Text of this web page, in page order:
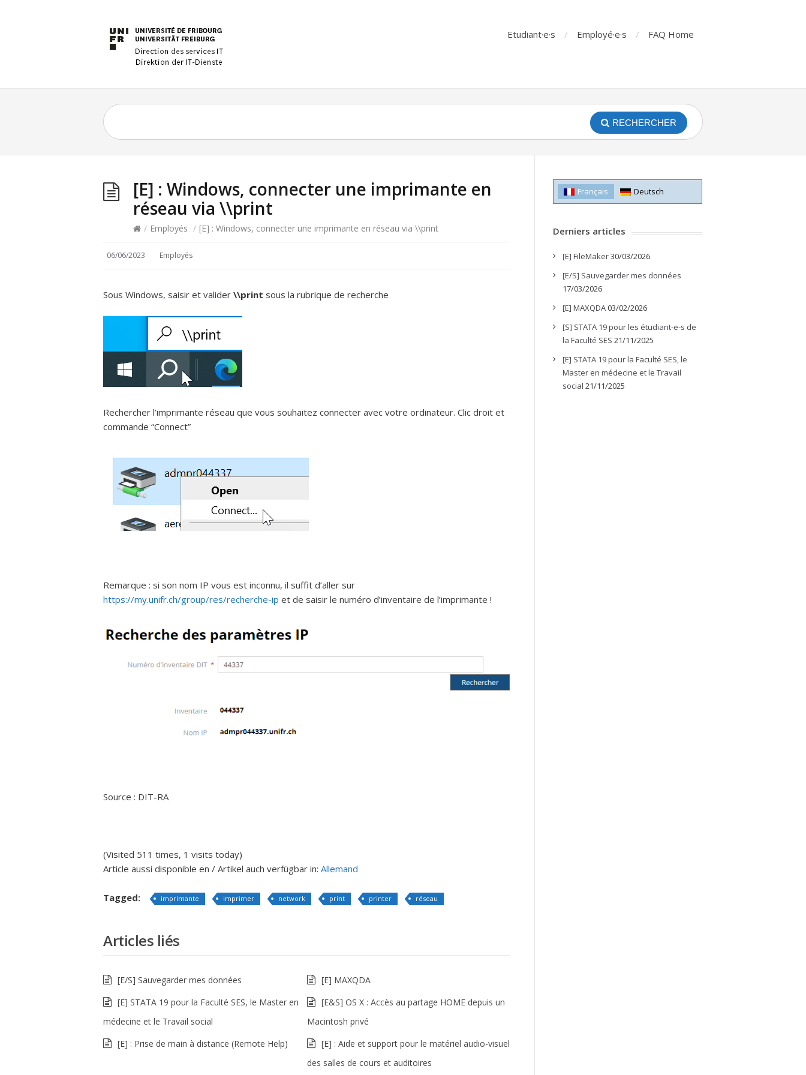
Etudiant·e·s Employé·e·s FAQ Home
RECHERCHER
[E] : Windows, connecter une imprimante en
réseau via \\print
/ Employés / [E] : Windows, connecter une imprimante en réseau via \\print
06/06/2023 Employés
Sous Windows, saisir et valider \\print sous la rubrique de recherche
Rechercher l’imprimante réseau que vous souhaitez connecter avec votre ordinateur. Clic droit et
commande “Connect”
Remarque : si son nom IP vous est inconnu, il suffit d’aller sur
https://my.unifr.ch/group/res/recherche-ip et de saisir le numéro d’inventaire de l’imprimante !
Source : DIT-RA
(Visited 511 times, 1 visits today)
Article aussi disponible en / Artikel auch verfügbar in: Allemand
Tagged: imprimante imprimer network print printer réseau
Articles liés
[E/S] Sauvegarder mes données
[E] MAXQDA
[E] STATA 19 pour la Faculté SES, le Master en
médecine et le Travail social
[E&S] OS X : Accès au partage HOME depuis un
Macintosh privé
[E] : Prise de main à distance (Remote Help)
[E] : Aide et support pour le matériel audio-visuel
des salles de cours et auditoires
Français Deutsch
Derniers articles
[E] FileMaker30/03/2026
[E/S] Sauvegarder mes données
17/03/2026
[E] MAXQDA03/02/2026
[S] STATA 19 pour les étudiant-e-s de
la Faculté SES 21/11/2025
[E] STATA 19 pour la Faculté SES, le
Master en médecine et le Travail
social 21/11/2025